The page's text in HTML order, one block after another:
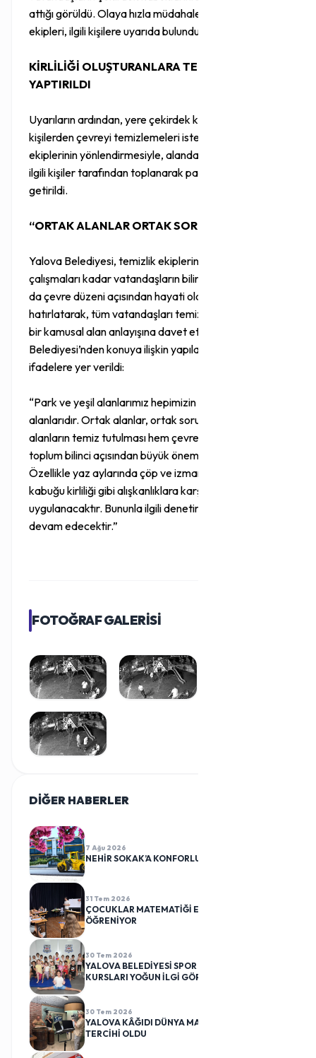
attığı görüldü. Olaya hızla müdahale eden zabıta
ekipleri, ilgili kişilere uyarıda bulundu.
KİRLİLİĞİ OLUŞTURANLARA TEMİZLİK
YAPTIRILDI
Uyarıların ardından, yere çekirdek kabuklarını atan
kişilerden çevreyi temizlemeleri istendi. Zabıta
ekiplerinin yönlendirmesiyle, alandaki tüm kabuklar
ilgili kişiler tarafından toplanarak park eski haline
getirildi.
“ORTAK ALANLAR ORTAK SORUMLULUKTUR”
Yalova Belediyesi, temizlik ekiplerinin özverili
çalışmaları kadar vatandaşların bilinçli davranmasının
da çevre düzeni açısından hayati olduğunu
hatırlatarak, tüm vatandaşları temiz, düzenli ve saygılı
bir kamusal alan anlayışına davet etti. Yalova
Belediyesi’nden konuya ilişkin yapılan açıklamada şu
ifadelere yer verildi:
“Park ve yeşil alanlarımız hepimizin ortak kullanım
alanlarıdır. Ortak alanlar, ortak sorumluluktur. Bu
alanların temiz tutulması hem çevre sağlığı hem de
toplum bilinci açısından büyük önem taşımaktadır.
Özellikle yaz aylarında çöp ve izmarit atımı, çekirdek
kabuğu kirliliği gibi alışkanlıklara karşı sıfır tolerans
uygulanacaktır. Bununla ilgili denetimlerimiz artarak
devam edecektir.”
FOTOĞRAF GALERİSİ
DİĞER HABERLER
7 Ağu 2026
NEHİR SOKAK’A KONFORLU DOKUNUŞ
31 Tem 2026
ÇOCUKLAR MATEMATİĞİ EĞLENEREK
ÖĞRENİYOR
30 Tem 2026
YALOVA BELEDİYESİ SPOR KULÜBÜ CİMNASTİK
KURSLARI YOĞUN İLGİ GÖRÜYOR
30 Tem 2026
YALOVA KÂĞIDI DÜNYA MARKALARININ
TERCİHİ OLDU